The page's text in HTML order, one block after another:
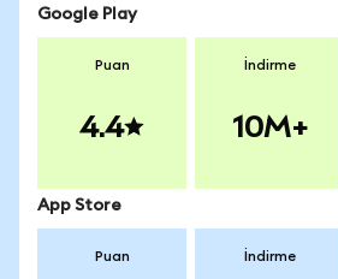
Google Play
Puan
4.4
İndirme
10M+
App Store
Puan İndirme